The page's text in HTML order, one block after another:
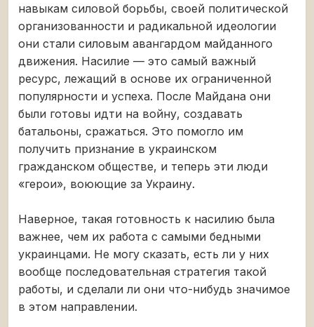
навыкам силовой борьбы, своей политической
организованности и радикальной идеологии
они стали силовым авангардом майданного
движения. Насилие — это самый важный
ресурс, лежащий в основе их ограниченной
популярности и успеха. После Майдана они
были готовы идти на войну, создавать
батальоны, сражаться. Это помогло им
получить признание в украинском
гражданском обществе, и теперь эти люди
«герои», воюющие за Украину.
Наверное, такая готовность к насилию была
важнее, чем их работа с самыми бедными
украинцами. Не могу сказать, есть ли у них
вообще последовательная стратегия такой
работы, и сделали ли они что-нибудь значимое
в этом направлении.